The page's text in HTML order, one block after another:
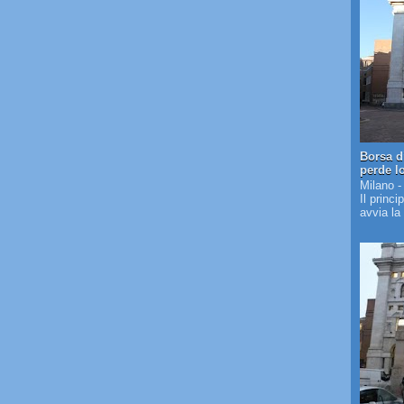
Borsa
perde
Milano
Il
avvia la